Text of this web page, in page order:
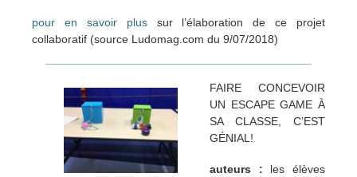
pour en savoir plussur l’élaboration de ce projet
collaboratif (source Ludomag.com du 9/07/2018)
FAIRE CONCEVOIR
UN ESCAPE GAME À
SA CLASSE, C’EST
GÉNIAL!
auteurs : les élèves